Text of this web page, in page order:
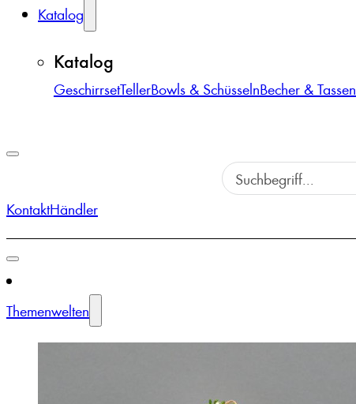
Katalog
Katalog
GeschirrsetTellerBowls & SchüsselnBecher & Tassen
KontaktHändler
Themenwelten